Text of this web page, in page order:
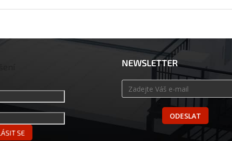
SE
NEWSLETTER
ODESLAT